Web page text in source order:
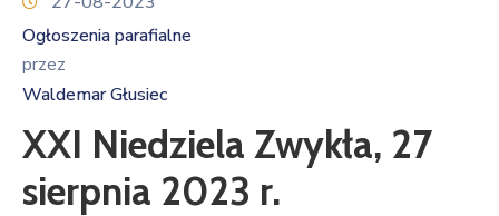
Ogłoszenia parafialne
przez
Waldemar Głusiec
XXI Niedziela Zwykła, 27
sierpnia 2023 r.